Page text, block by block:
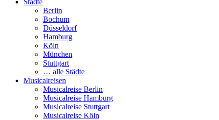
Städte
Berlin
Bochum
Düsseldorf
Hamburg
Köln
München
Stuttgart
… alle Städte
Musicalreisen
Musicalreise Berlin
Musicalreise Hamburg
Musicalreise Stuttgart
Musicalreise Köln